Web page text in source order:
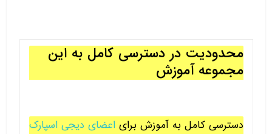
محدودیت در دسترسی کامل به این
مجموعه آموزش
دسترسی کامل به آموزش برای اعضای دیجی اسپارک